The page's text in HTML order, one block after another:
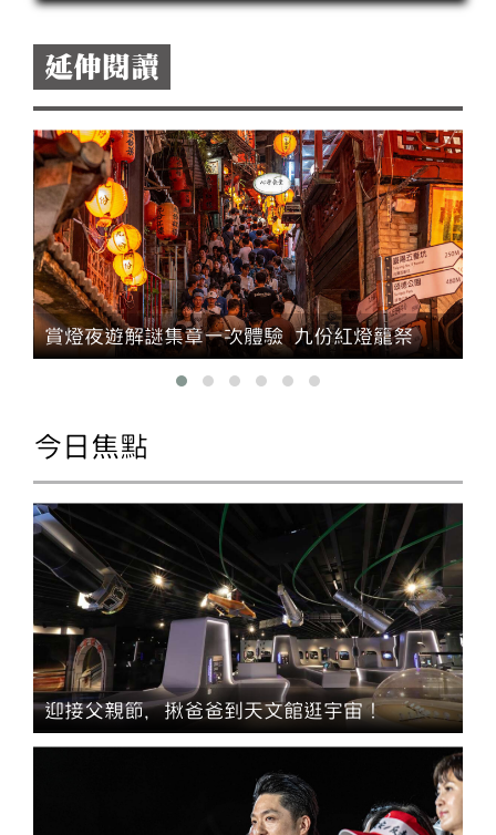
延伸閱讀
賞燈夜遊解謎集章一次體驗 九份紅燈籠祭
今日焦點
迎接父親節，揪爸爸到天文館逛宇宙！